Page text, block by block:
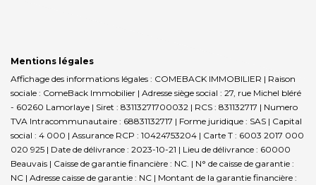
Mentions légales
Affichage des informations légales : COMEBACK IMMOBILIER | Raison
sociale : ComeBack Immobilier | Adresse siège social : 27, rue Michel bléré
- 60260 Lamorlaye | Siret : 83113271700032 | RCS : 831132717 | Numero
TVA Intracommunautaire : 68831132717 | Forme juridique : SAS | Capital
social : 4 000 | Assurance RCP : 10424753204 | Carte T : 6003 2017 000
020 925 | Date de délivrance : 2023-10-21 | Lieu de délivrance : 60000
Beauvais | Caisse de garantie financière : NC. | N° de caisse de garantie :
NC | Adresse caisse de garantie : NC | Montant de la garantie financière :